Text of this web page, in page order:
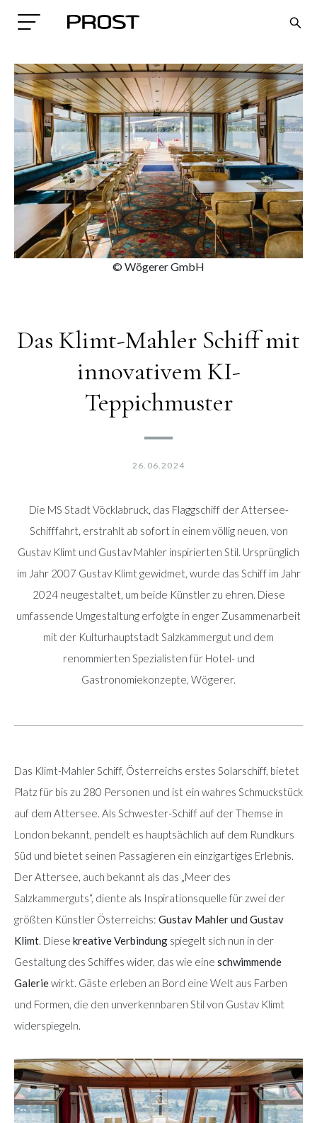
Search
© Wögerer GmbH
Das Klimt-Mahler Schiff mit
innovativem KI-
Teppichmuster
26.06.2024
Die MS Stadt Vöcklabruck, das Flaggschiff der Attersee-
Schifffahrt, erstrahlt ab sofort in einem völlig neuen, von
Gustav Klimt und Gustav Mahler inspirierten Stil. Ursprünglich
im Jahr 2007 Gustav Klimt gewidmet, wurde das Schiff im Jahr
2024 neugestaltet, um beide Künstler zu ehren. Diese
umfassende Umgestaltung erfolgte in enger Zusammenarbeit
mit der Kulturhauptstadt Salzkammergut und dem
renommierten Spezialisten für Hotel- und
Gastronomiekonzepte, Wögerer.
Das Klimt-Mahler Schiff, Österreichs erstes Solarschiff, bietet
Platz für bis zu 280 Personen und ist ein wahres Schmuckstück
auf dem Attersee. Als Schwester-Schiff auf der Themse in
London bekannt, pendelt es hauptsächlich auf dem Rundkurs
Süd und bietet seinen Passagieren ein einzigartiges Erlebnis.
Der Attersee, auch bekannt als das „Meer des
Salzkammerguts“, diente als Inspirationsquelle für zwei der
größten Künstler Österreichs: Gustav Mahler und Gustav
Klimt. Diese kreative Verbindung spiegelt sich nun in der
Gestaltung des Schiffes wider, das wie eine schwimmende
Galeriewirkt. Gäste erleben an Bord eine Welt aus Farben
und Formen, die den unverkennbaren Stil von Gustav Klimt
widerspiegeln.